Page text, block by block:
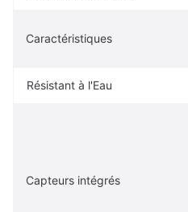
Caractéristiques
Résistant à l'Eau
Capteurs intégrés